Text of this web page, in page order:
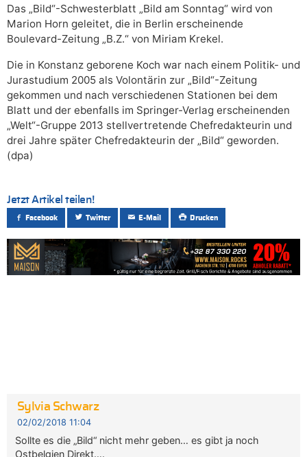
Das „Bild“-Schwesterblatt „Bild am Sonntag“ wird von
Marion Horn geleitet, die in Berlin erscheinende
Boulevard-Zeitung „B.Z.“ von Miriam Krekel.
Die in Konstanz geborene Koch war nach einem Politik- und
Jurastudium 2005 als Volontärin zur „Bild“-Zeitung
gekommen und nach verschiedenen Stationen bei dem
Blatt und der ebenfalls im Springer-Verlag erscheinenden
„Welt“-Gruppe 2013 stellvertretende Chefredakteurin und
drei Jahre später Chefredakteurin der „Bild“ geworden.
(dpa)
Jetzt Artikel teilen!
Facebook Twitter E-Mail Drucken
Sylvia Schwarz
02/02/2018 11:04
Sollte es die „Bild“ nicht mehr geben… es gibt ja noch
Ostbelgien Direkt….